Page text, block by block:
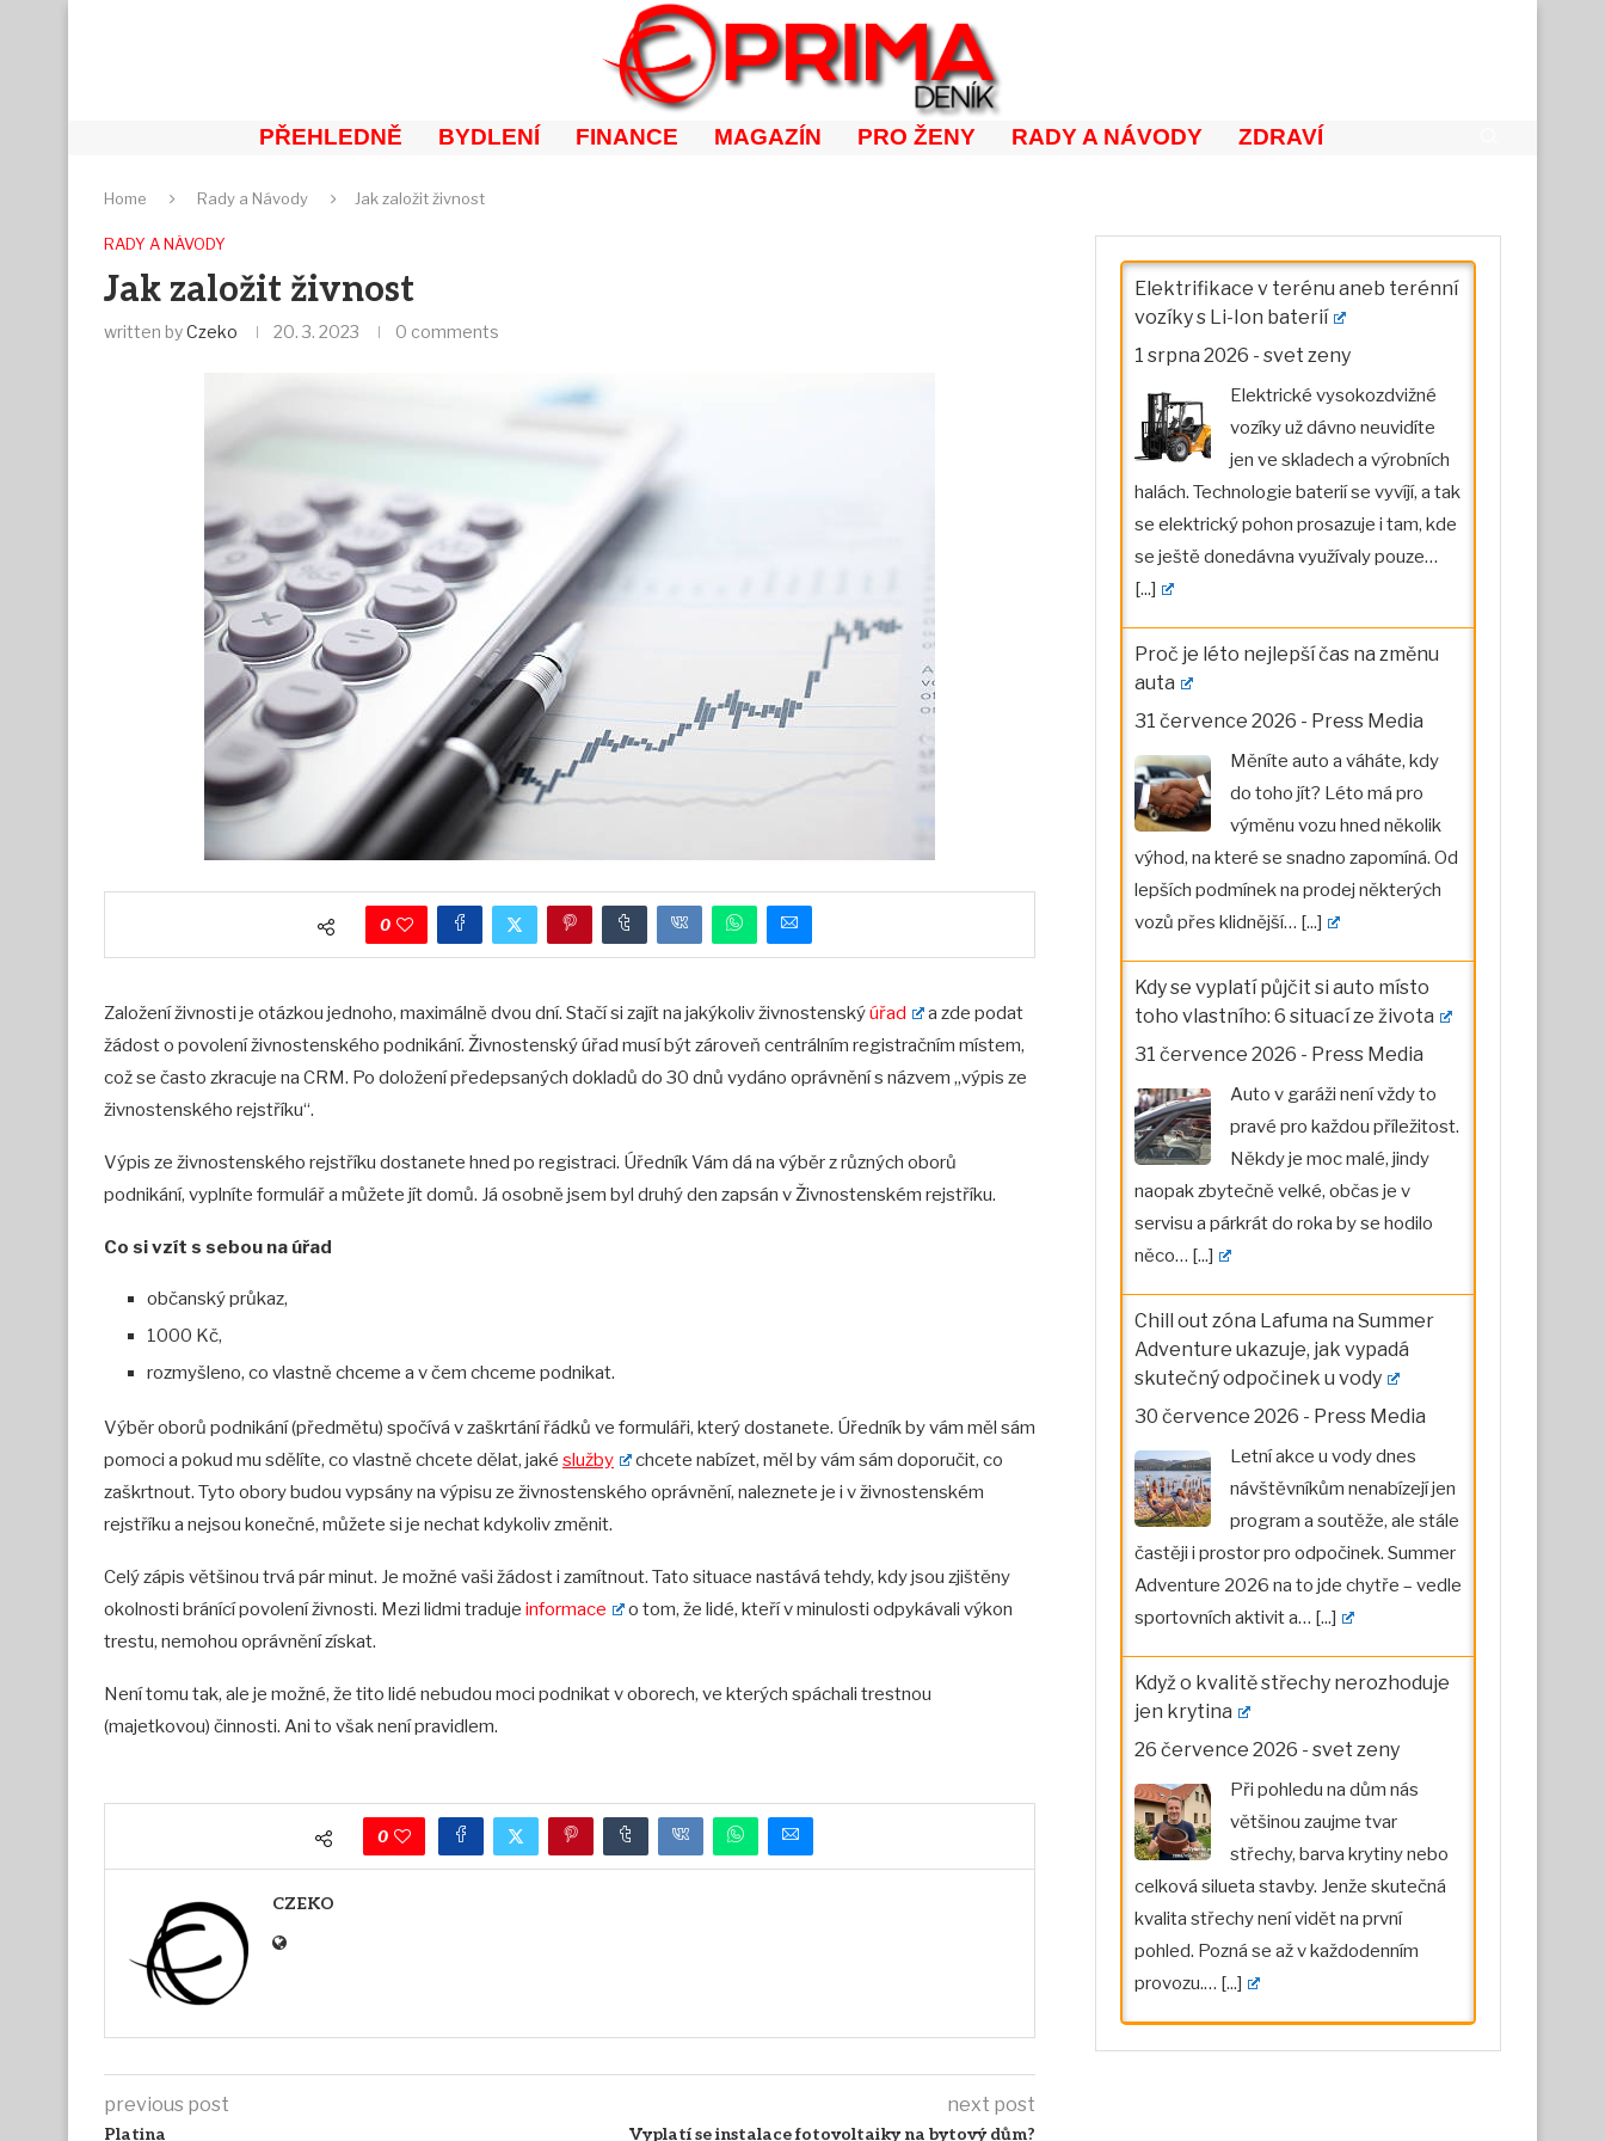
PŘEHLEDNĚ BYDLENÍ FINANCE MAGAZÍN PRO ŽENY RADY A NÁVODY ZDRAVÍ
Home Rady a Návody Jak založit živnost
RADY A NÁVODY
Jak založit živnost
written byCzeko 20. 3. 2023 0 comments
0
Založení živnosti je otázkou jednoho, maximálně dvou dní. Stačí si zajít na jakýkoliv živnostenskýúřad
a zde podat
žádost o povolení živnostenského podnikání. Živnostenský úřad musí být zároveň centrálním registračním místem,
což se často zkracuje na CRM. Po doložení předepsaných dokladů do 30 dnů vydáno oprávnění s názvem „výpis ze
živnostenského rejstříku“.
Výpis ze živnostenského rejstříku dostanete hned po registraci. Úředník Vám dá na výběr z různých oborů
podnikání, vyplníte formulář a můžete jít domů. Já osobně jsem byl druhý den zapsán v Živnostenském rejstříku.
Co si vzít s sebou na úřad
občanský průkaz,
1000 Kč,
rozmyšleno, co vlastně chceme a v čem chceme podnikat.
Výběr oborů podnikání (předmětu) spočívá v zaškrtání řádků ve formuláři, který dostanete. Úředník by vám měl sám
pomoci a pokud mu sdělíte, co vlastně chcete dělat, jaké služby
chcete nabízet, měl by vám sám doporučit, co
zaškrtnout. Tyto obory budou vypsány na výpisu ze živnostenského oprávnění, naleznete je i v živnostenském
rejstříku a nejsou konečné, můžete si je nechat kdykoliv změnit.
Celý zápis většinou trvá pár minut. Je možné vaši žádost i zamítnout. Tato situace nastává tehdy, kdy jsou zjištěny
okolnosti bránící povolení živnosti. Mezi lidmi traduje informace
o tom, že lidé, kteří v minulosti odpykávali výkon
trestu, nemohou oprávnění získat.
Není tomu tak, ale je možné, že tito lidé nebudou moci podnikat v oborech, ve kterých spáchali trestnou
(majetkovou) činnosti. Ani to však není pravidlem.
0
CZEKO
previous post
Platina
next post
Vyplatí se instalace fotovoltaiky na bytový dům?
Elektrifikace v terénu aneb terénní
vozíky s Li-Ion baterií
1 srpna 2026 - svet zeny
Elektrické vysokozdvižné
vozíky už dávno neuvidíte
jen ve skladech a výrobních
halách. Technologie baterií se vyvíjí, a tak
se elektrický pohon prosazuje i tam, kde
se ještě donedávna využívaly pouze…
[...]
Proč je léto nejlepší čas na změnu
auta
31 července 2026 - Press Media
Měníte auto a váháte, kdy
do toho jít? Léto má pro
výměnu vozu hned několik
výhod, na které se snadno zapomíná. Od
lepších podmínek na prodej některých
vozů přes klidnější… [...]
Kdy se vyplatí půjčit si auto místo
toho vlastního: 6 situací ze života
31 července 2026 - Press Media
Auto v garáži není vždy to
pravé pro každou příležitost.
Někdy je moc malé, jindy
naopak zbytečně velké, občas je v
servisu a párkrát do roka by se hodilo
něco… [...]
Chill out zóna Lafuma na Summer
Adventure ukazuje, jak vypadá
skutečný odpočinek u vody
30 července 2026 - Press Media
Letní akce u vody dnes
návštěvníkům nenabízejí jen
program a soutěže, ale stále
častěji i prostor pro odpočinek. Summer
Adventure 2026 na to jde chytře – vedle
sportovních aktivit a… [...]
Když o kvalitě střechy nerozhoduje
jen krytina
26 července 2026 - svet zeny
Při pohledu na dům nás
většinou zaujme tvar
střechy, barva krytiny nebo
celková silueta stavby. Jenže skutečná
kvalita střechy není vidět na první
pohled. Pozná se až v každodenním
provozu.… [...]